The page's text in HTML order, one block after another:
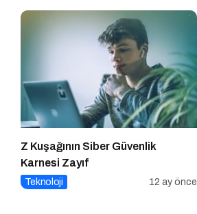
Z Kuşağının Siber Güvenlik
Karnesi Zayıf
Teknoloji 12 ay önce